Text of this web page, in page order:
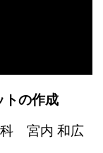
トの作成
宮内 和広